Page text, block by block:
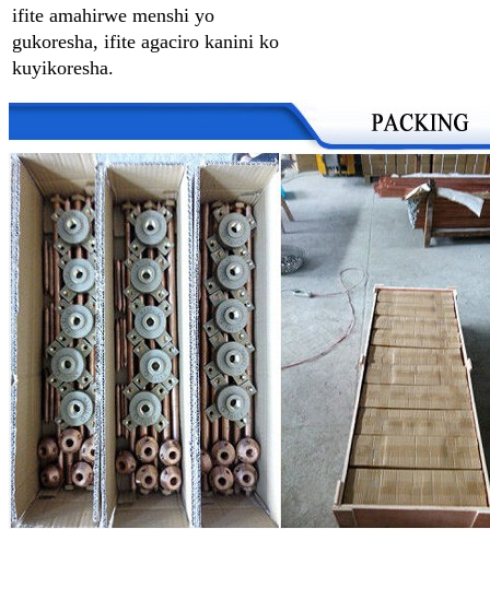
ifite amahirwe menshi yo
gukoresha, ifite agaciro kanini ko
kuyikoresha.